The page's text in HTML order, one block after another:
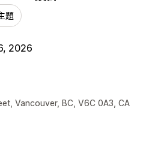
題
2026
Vancouver, BC, V6C 0A3, CA